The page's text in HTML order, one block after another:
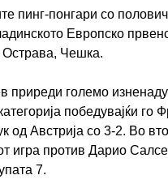
пинг-понгари со
Европско
Чешка.
приреди големо
победувајќи го
од Австрија со 3-2. Во
игра против Дарио
7.